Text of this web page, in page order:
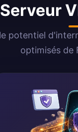
potentiel
optimisés de